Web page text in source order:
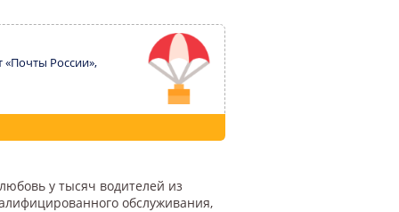
«Почты России»,
у тысяч водителей из
обслуживания,